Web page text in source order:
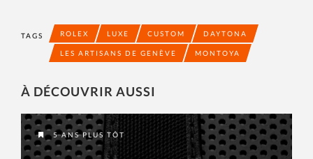
TAGS ROLEX LUXE CUSTOM DAYTONA
LES ARTISANS DE GENÈVE MONTOYA
À DÉCOUVRIR AUSSI
5 ANS PLUS TÔT